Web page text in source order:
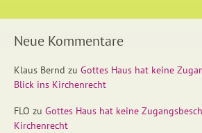
Neue Kommentare
Klaus Bernd zu Gottes Haus hat keine
Blick ins Kirchenrecht
FLO zu Gottes Haus hat keine
Kirchenrecht